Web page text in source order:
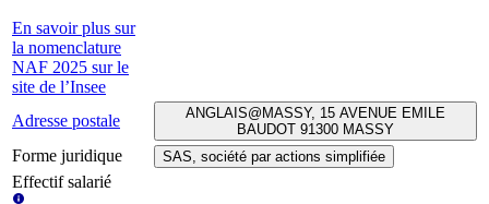
En savoir plus sur
la nomenclature
NAF 2025 sur le
site de l’Insee
Adresse postale
ANGLAIS@MASSY, 15 AVENUE EMILE
BAUDOT 91300 MASSY
Forme juridique SAS, société par actions simplifiée
Effectif salarié